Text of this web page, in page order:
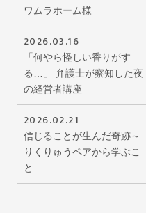
ワムラホーム様
2026.03.16
「何やら怪しい香りがす
る…」 弁護士が察知した夜
の経営者講座
2026.02.21
信じることが生んだ奇跡～
りくりゅうペアから学ぶこ
と